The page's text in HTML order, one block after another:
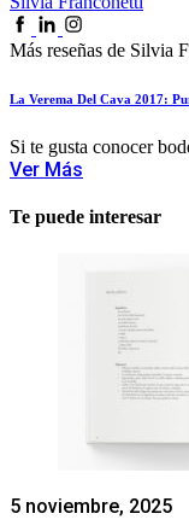
Más reseñas de Silvia
La Verema Del Cava 2017:
Si te gusta conocer
Ver Más
Te puede interesar
5 noviembre, 2025